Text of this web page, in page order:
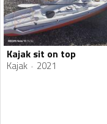
Kajak sit on top
Kajak 2021